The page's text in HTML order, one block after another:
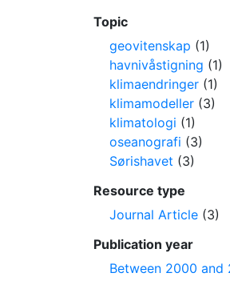
Topic
geovitenskap (1)
havnivåstigning (1)
klimaendringer (1)
klimamodeller (3)
klimatologi (1)
oseanografi (3)
Sørishavet (3)
Resource type
Journal Article (3)
Publication year
Between 2000 and